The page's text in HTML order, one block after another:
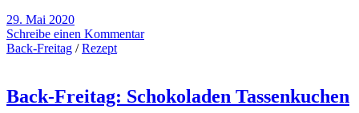
29. Mai 2020
Schreibe einen Kommentar
Back-Freitag /Rezept
Back-Freitag: Schokoladen Tassenkuchen